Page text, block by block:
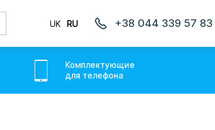
UK RU +38 044 339 57 83
Комплектующие
для телефона